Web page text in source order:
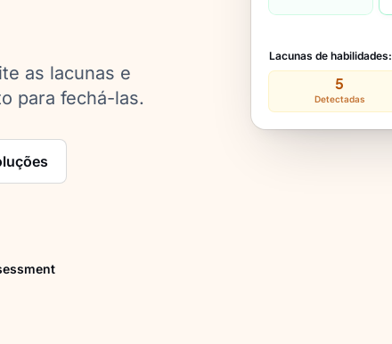
as lacunas e
para fechá-las.
Lacunas de habilidades:
5
Detectadas